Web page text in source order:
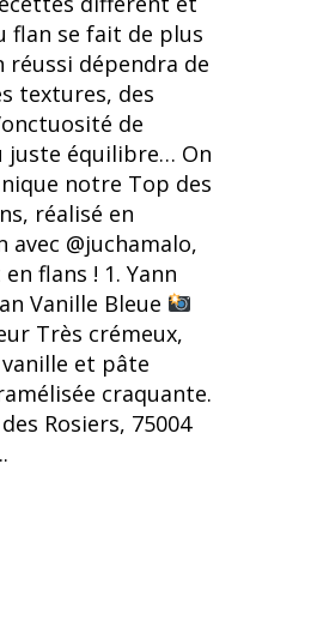
flan se fait de plus
réussi dépendra de
textures, des
de
juste équilibre… On
notre Top des
réalisé en
@juchamalo,
flans ! 1. Yann
Vanille Bleue
Très crémeux,
et pâte
craquante.
Rosiers, 75004